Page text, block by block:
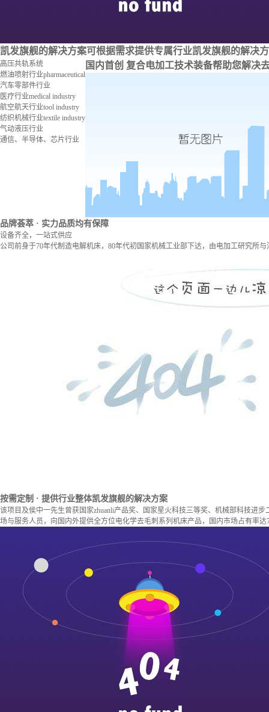
凯发旗舰的解决方案可根据需求提供专属行业凯发旗舰的解决
高压共轨系统
燃油喷射行业pharmaceutical
汽车零部件行业
医疗行业medical industry
航空航天行业tool industry
纺织机械行业textile industry
气动液压行业
通信、半导体、芯片行业
国内首创 复合电加工技术装备帮助您解决
品牌荟萃 · 实力品质均有保障
设备齐全，一站式供应
公司前身于70年代制造电解机床，80年代初国家机械工业部下达，由电加工研究所
按需定制 · 提供行业整体凯发旗舰的解决方案
该项目及侯中一先生曾获国家zhuanli产品奖、国家星火科技三等奖、机械部科技进
场与服务人员，向国内外提供全方位电化学去毛刺系列机床产品，国内市场占有率达